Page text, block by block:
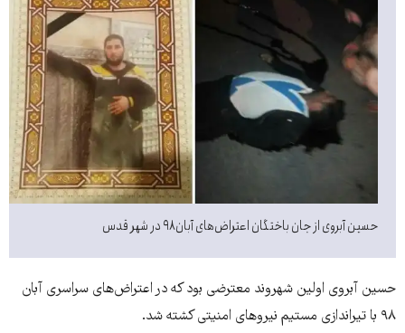
حسین آبروی از جان باختگان اعتراض‌های آبان ۹۸ در شهر قدس
حسین آبروی اولین شهروند معترضی بود که در اعتراض‌های سراسری آبان
۹۸ با تیراندازی مستیم نیروهای امنیتی کشته شد.